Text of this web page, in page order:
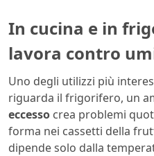
In cucina e in
lavora contro
Uno degli utilizzi più
riguarda il frigorifero, un
eccesso crea problemi
forma nei cassetti della
dipende solo dalla